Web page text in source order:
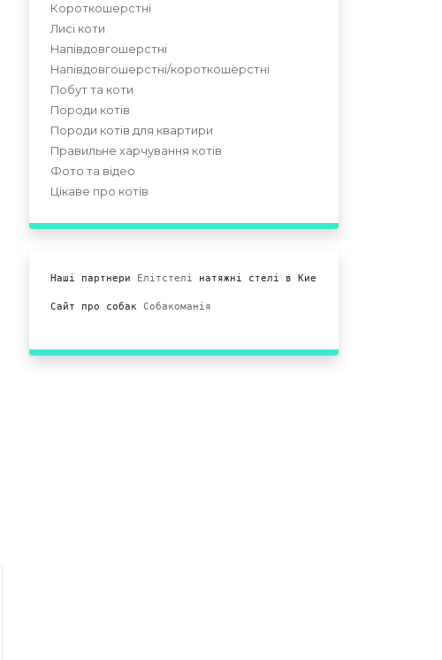
Короткошерстні
Лисі коти
Напівдовгошерстні
Напівдовгошерстні/короткошерстні
Побут та коти
Породи котів
Породи котів для квартири
Правильне харчування котів
Фото та відео
Цікаве про котів
Наші партнери Елітстелі натяжні стелі в Киеві.
Сайт про собак Собакоманія